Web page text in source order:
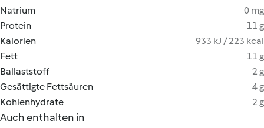
Natrium
0 mg
Protein
11 g
Kalorien
933 kJ / 223 kcal
Fett
11 g
Ballaststoff
2 g
Gesättigte Fettsäuren
4 g
Kohlenhydrate
2 g
Auch enthalten in